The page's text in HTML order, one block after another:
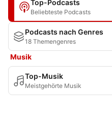
Top-Podcasts
Beliebteste Podcasts
Podcasts nach Genres
18 Themengenres
Musik
Top-Musik
Meistgehörte Musik